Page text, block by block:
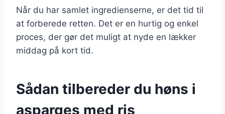
Når du har samlet ingredienserne, er det tid til
at forberede retten. Det er en hurtig og enkel
proces, der gør det muligt at nyde en lækker
middag på kort tid.
Sådan tilbereder du høns i
asparges med ris